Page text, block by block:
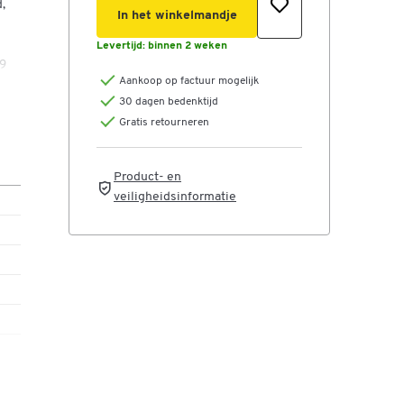
In het winkelmandje
Levertijd: binnen 2 weken
Aankoop op factuur mogelijk
30 dagen bedenktijd
Gratis retourneren
Product- en
veiligheidsinformatie